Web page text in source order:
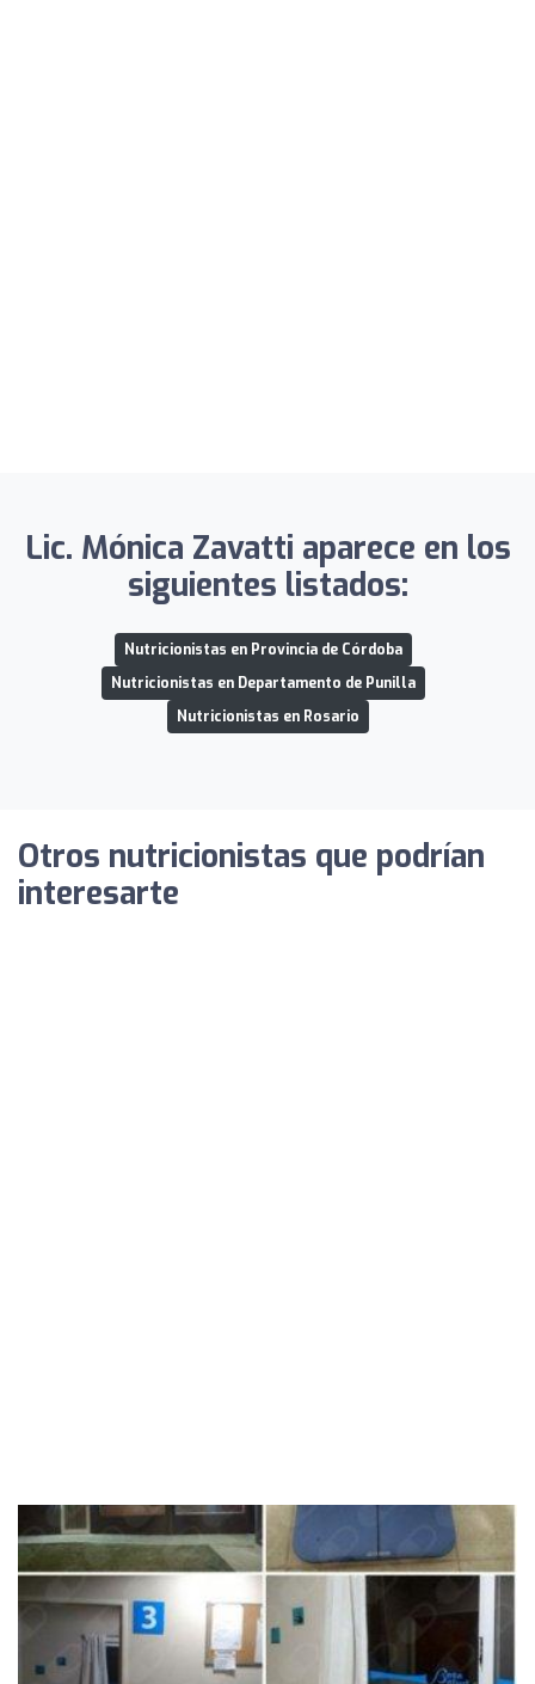
Lic. Mónica Zavatti aparece en los
siguientes listados:
Nutricionistas en Provincia de Córdoba
Nutricionistas en Departamento de Punilla
Nutricionistas en Rosario
Otros nutricionistas que podrían
interesarte